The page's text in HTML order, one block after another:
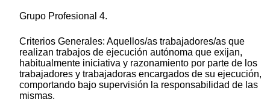
Grupo Profesional 4.
Criterios Generales: Aquellos/as trabajadores/as que
realizan trabajos de ejecución autónoma que exijan,
habitualmente iniciativa y razonamiento por parte de los
trabajadores y trabajadoras encargados de su ejecución,
comportando bajo supervisión la responsabilidad de las
mismas.